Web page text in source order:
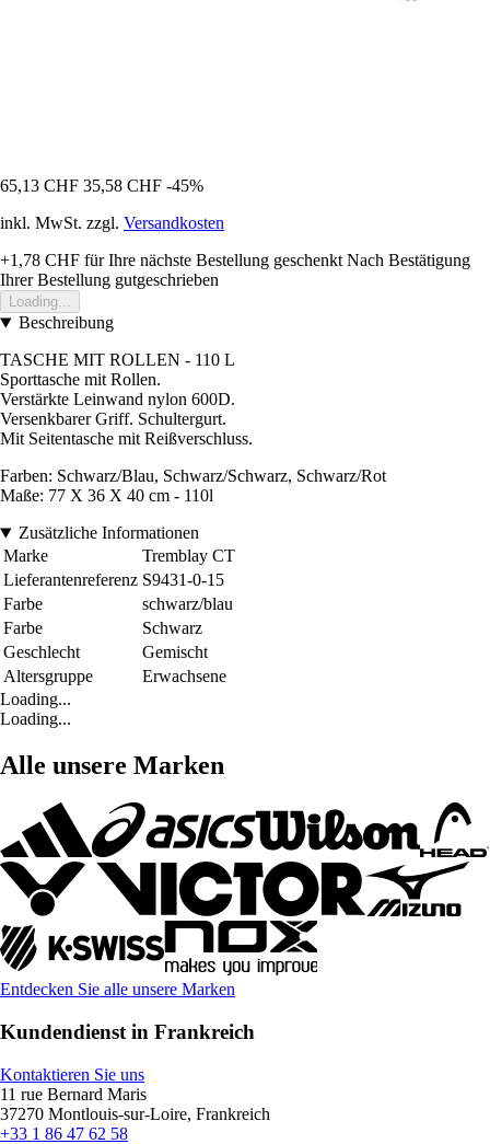
65,13 CHF 35,58 CHF -45%
inkl. MwSt. zzgl. Versandkosten
+1,78 CHF für Ihre nächste Bestellung geschenkt Nach Bestätigung
Ihrer Bestellung gutgeschrieben
Loading...
Beschreibung
TASCHE MIT ROLLEN - 110 L
Sporttasche mit Rollen.
Verstärkte Leinwand nylon 600D.
Versenkbarer Griff. Schultergurt.
Mit Seitentasche mit Reißverschluss.
Farben: Schwarz/Blau, Schwarz/Schwarz, Schwarz/Rot
Maße: 77 X 36 X 40 cm - 110l
Zusätzliche Informationen
Marke
Tremblay CT
Lieferantenreferenz S9431-0-15
Farbe
schwarz/blau
Farbe
Schwarz
Geschlecht
Gemischt
Altersgruppe
Erwachsene
Loading...
Loading...
Alle unsere Marken
Entdecken Sie alle unsere Marken
Kundendienst in Frankreich
Kontaktieren Sie uns
11 rue Bernard Maris
37270 Montlouis-sur-Loire, Frankreich
+33 1 86 47 62 58